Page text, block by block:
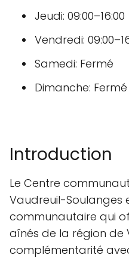
Jeudi: 09:00–16:00
Vendredi:
Samedi: Fermé
Dimanche: Fermé
Introduction
Le Centre
Vaudreuil-Soulanges
communautaire qui
aînés de la région de
complémentarité